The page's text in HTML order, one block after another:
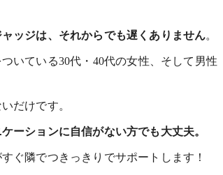
ッジは、それからでも遅くありません。
いている30代・40代の女性、そして男性
だけです。
ーションに自信がない方でも大丈夫。
ぐ隣でつきっきりでサポートします！